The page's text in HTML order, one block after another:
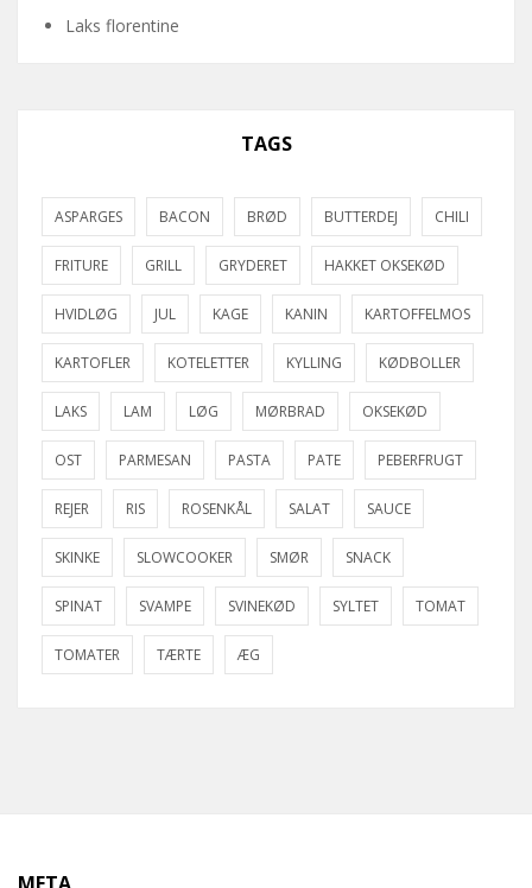
Laks florentine
TAGS
ASPARGES BACON BRØD BUTTERDEJ CHILI
FRITURE GRILL GRYDERET HAKKET OKSEKØD
HVIDLØG JUL KAGE KANIN KARTOFFELMOS
KARTOFLER KOTELETTER KYLLING KØDBOLLER
LAKS LAM LØG MØRBRAD OKSEKØD
OST PARMESAN PASTA PATE PEBERFRUGT
REJER RIS ROSENKÅL SALAT SAUCE
SKINKE SLOWCOOKER SMØR SNACK
SPINAT SVAMPE SVINEKØD SYLTET TOMAT
TOMATER TÆRTE ÆG